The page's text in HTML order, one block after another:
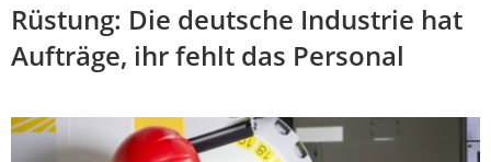
Rüstung: Die deutsche Industrie hat
Aufträge, ihr fehlt das Personal